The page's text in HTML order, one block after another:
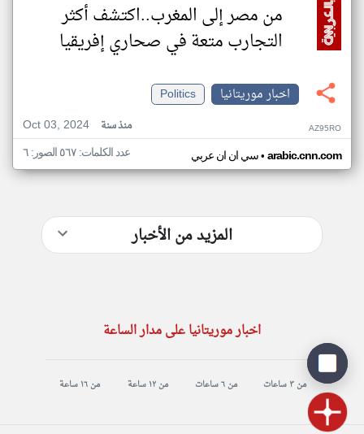
من مصر إلى المغرب..اكتشف أكثر
التجارب متعة في صحاري إفريقيا
اخبار موريتانيا
Politics
Oct 03, 2024
منذ سنة AZ95RO
سي ان ان عربي• arabic.cnn.com عدد الكلمات: ٥٦٧ الصور: ٦
المزيد من الأخبار
اخبار موريتانيا على مدار الساعة
من ٣ ساعات من ٦ ساعات من ١٢ ساعة من ١٦ ساعة